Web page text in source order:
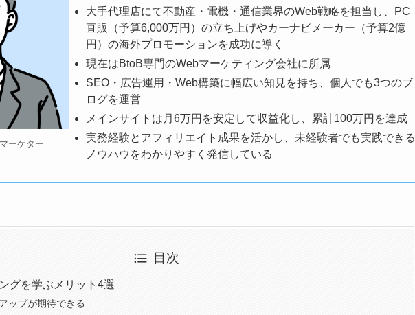
ーケター
大手代理店にて不動産・電機・通信業界のWeb戦略を担当し、PC
直販（予算6,000万円）の立ち上げやカーナビメーカー（予算2億
円）の海外プロモーションを成功に導く
現在はBtoB専門のWebマーケティング会社に所属
SEO・広告運用・Web構築に幅広い知見を持ち、個人でも3つのブ
ログを運営
メインサイトは月6万円を安定して収益化し、累計100万円を達成
実務経験とアフィリエイト成果を活かし、未経験者でも実践できる
ノウハウをわかりやすく発信している
目次
グを学ぶメリット4選
ップが期待できる